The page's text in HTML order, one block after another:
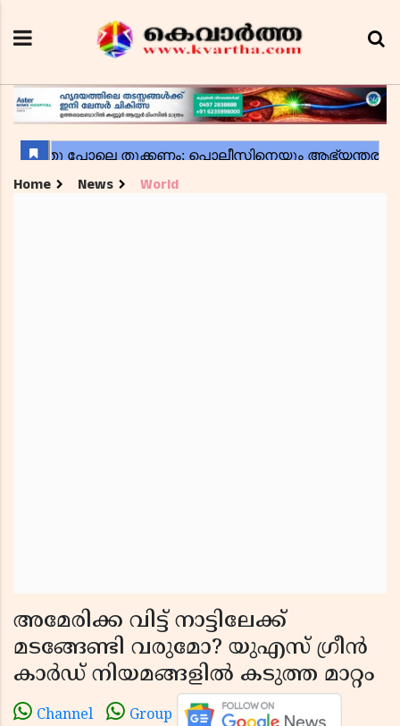
Home News World
അമേരിക്ക വിട്ട് നാട്ടിലേക്ക്
മടങ്ങേണ്ടി വരുമോ? യുഎസ് ഗ്രീൻ
കാർഡ് നിയമങ്ങളിൽ കടുത്ത മാറ്റം
Channel Group